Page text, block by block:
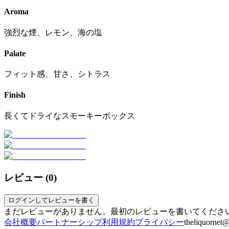
Aroma
強烈な煙、レモン、海の塩
Palate
フィット感、甘さ、シトラス
Finish
長くてドライなスモーキーボックス
レビュー (0)
ログインしてレビューを書く
まだレビューがありません。最初のレビューを書いてくださ
会社概要パートナーシップ利用規約プライバシー